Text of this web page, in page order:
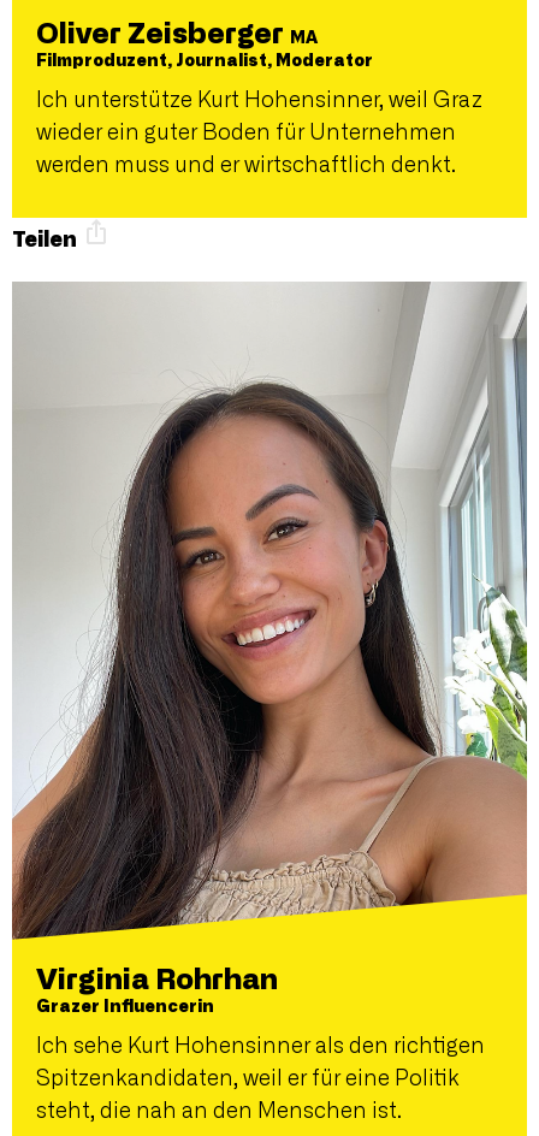
Oliver Zeisberger
MA
Filmproduzent, Journalist, Moderator
Ich unterstütze Kurt Hohensinner, weil Graz
wieder ein guter Boden für Unternehmen
werden muss und er wirtschaftlich denkt.
Teilen
Virginia Rohrhan
Grazer Influencerin
Ich sehe Kurt Hohensinner als den richtigen
Spitzenkandidaten, weil er für eine Politik
steht, die nah an den Menschen ist.